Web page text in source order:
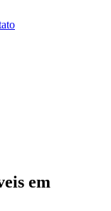
em